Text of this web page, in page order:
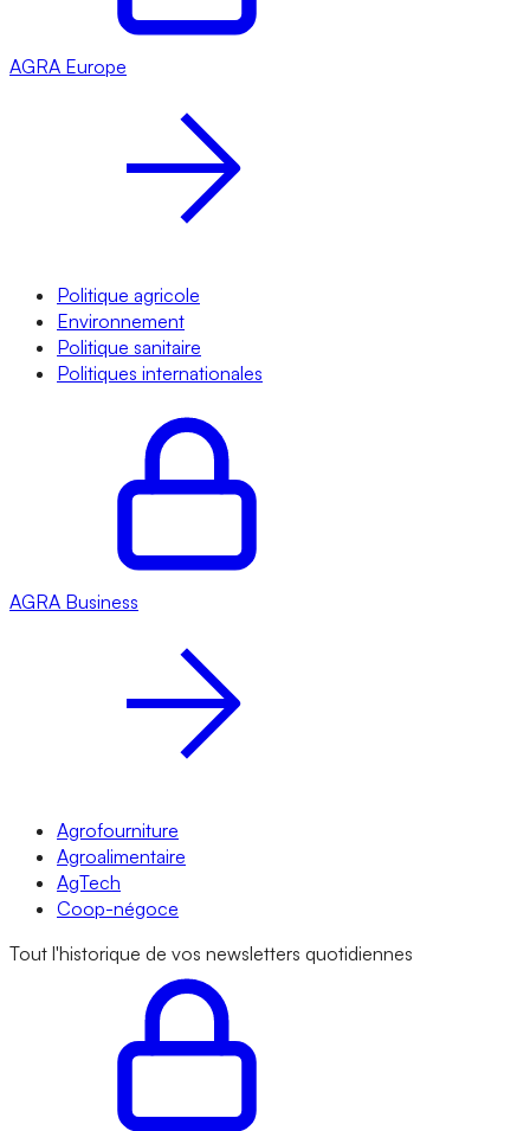
AGRA Europe
Politique agricole
Environnement
Politique sanitaire
Politiques internationales
AGRA Business
Agrofourniture
Agroalimentaire
AgTech
Coop-négoce
Tout l'historique de vos newsletters quotidiennes